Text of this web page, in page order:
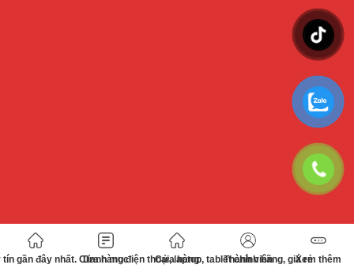
gần đây nhất. Cửa hàng điện thoại, laptop, tablet chính hãng, giá rẻ
Danh mục Cửa hàng Thành viên Xem thêm